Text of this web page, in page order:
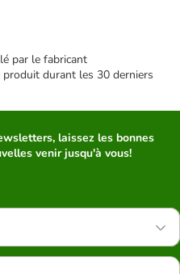
par le fabricant
durant les 30 derniers
laissez les bonnes
venir jusqu'à vous!